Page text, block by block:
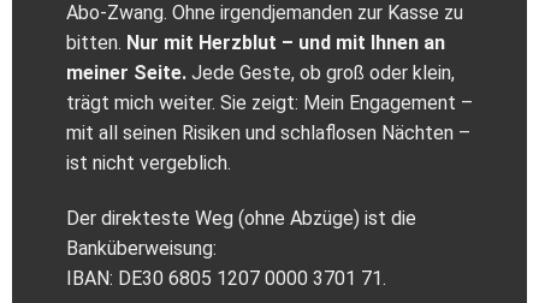
Abo‑Zwang. Ohne irgendjemanden zur Kasse zu
bitten. Nur mit Herzblut – und mit Ihnen an
meiner Seite. Jede Geste, ob groß oder klein,
trägt mich weiter. Sie zeigt: Mein Engagement –
mit all seinen Risiken und schlaflosen Nächten –
ist nicht vergeblich.
Der direkteste Weg (ohne Abzüge) ist die
Banküberweisung:
IBAN: DE30 6805 1207 0000 3701 71.